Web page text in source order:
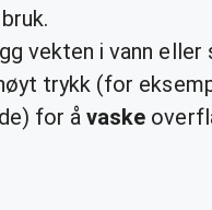
vekten i vann eller
trykk (for
for åvaske